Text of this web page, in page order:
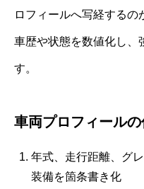
ロフィールへ写経するの
車歴や状態を数値化し、
す。
車両プロフィール
年式、走行距離、グ
装備を箇条書き化